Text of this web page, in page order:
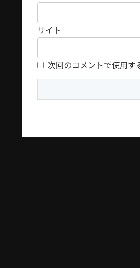
サイト
次回のコメントで使用す